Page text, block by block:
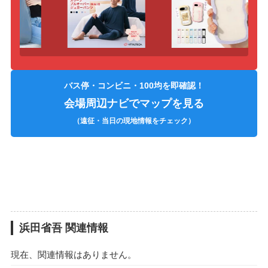
バス停・コンビニ・100均を即確認！
会場周辺ナビでマップを見る
（遠征・当日の現地情報をチェック）
浜田省吾 関連情報
現在、関連情報はありません。